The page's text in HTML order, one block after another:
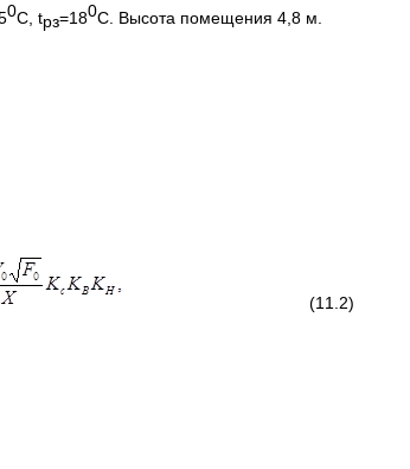
0С, tрз=180С. Высота помещения 4,8 м.
(11.2)